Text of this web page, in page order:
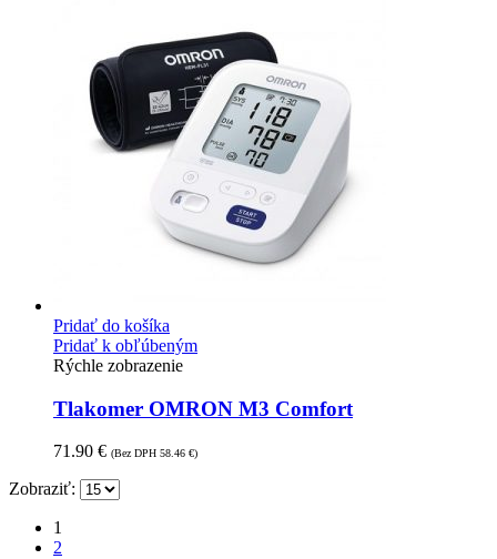
Pridať do košíka
Pridať k obľúbeným
Rýchle zobrazenie
Tlakomer OMRON M3 Comfort
71.90 € (Bez DPH 58.46 €)
Zobraziť:
1
2